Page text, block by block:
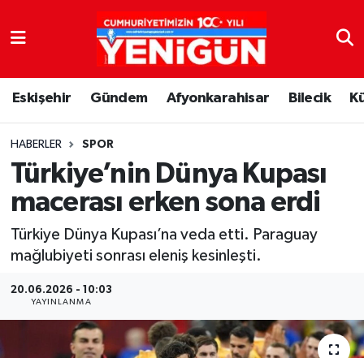
Eskişehir Gündem Afyonkarahisar Bilecik
HABERLER SPOR
Türkiye’nin Dünya Kupası
macerası erken sona erdi
Türkiye Dünya Kupası’na veda etti. Paraguay
mağlubiyeti sonrası eleniş kesinleşti.
20.06.2026 - 10:03
YAYINLANMA
Nöbetçi Eczaneler
Hava Durumu
Trafik Durumu
Süper Lig Puan Durumu ve Fikstür
Tüm Manşetler
Son Dakika Haberleri